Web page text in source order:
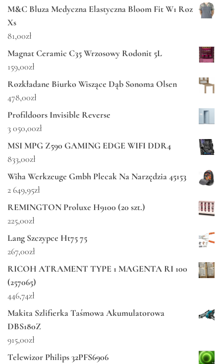
M&C Bluza Medyczna Elastyczna Bloom Fit W1 Roz
Xs
81,00zł
Magnat Ceramic C35 Wrzosowy Rodonit 5L
159,00zł
Rozkładane Biurko Wiszące Dąb Sonoma Olsen
478,00zł
Profildoors Invisible Reverse
3 050,00zł
MSI MPG Z590 GAMING EDGE WIFI DDR4
833,00zł
Wiha Werkzeuge Gmbh Plecak Na Narzędzia 45153
2 649,95zł
REMINGTON Proluxe H9100 (20 szt.)
225,00zł
Lang Szczypce Ht75 75
267,00zł
RICOH ATRAMENT TYPE 1 MAGENTA RI 100
(257065)
446,74zł
Makita Szlifierka Taśmowa Akumulatorowa
DBS180Z
915,00zł
Telewizor Philips 32PFS6906